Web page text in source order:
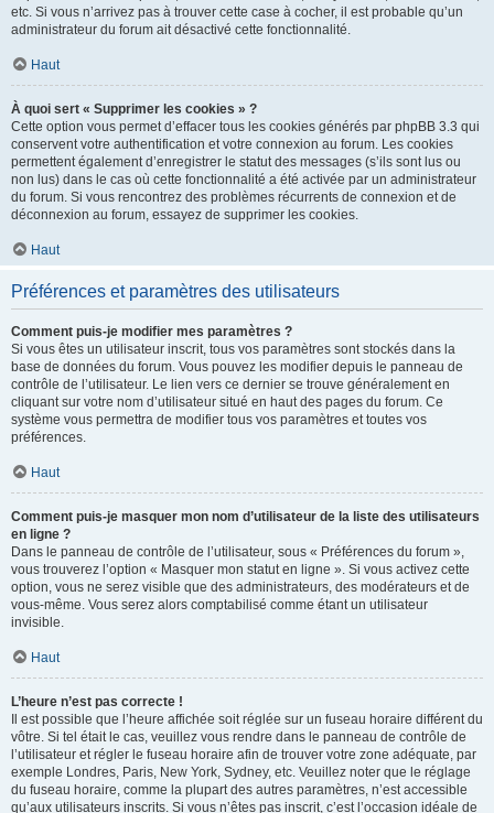
etc. Si vous n’arrivez pas à trouver cette case à cocher, il est probable qu’un
administrateur du forum ait désactivé cette fonctionnalité.
Haut
À quoi sert « Supprimer les cookies » ?
Cette option vous permet d’effacer tous les cookies générés par phpBB 3.3 qui
conservent votre authentification et votre connexion au forum. Les cookies
permettent également d’enregistrer le statut des messages (s’ils sont lus ou
non lus) dans le cas où cette fonctionnalité a été activée par un administrateur
du forum. Si vous rencontrez des problèmes récurrents de connexion et de
déconnexion au forum, essayez de supprimer les cookies.
Haut
Préférences et paramètres des utilisateurs
Comment puis-je modifier mes paramètres ?
Si vous êtes un utilisateur inscrit, tous vos paramètres sont stockés dans la
base de données du forum. Vous pouvez les modifier depuis le panneau de
contrôle de l’utilisateur. Le lien vers ce dernier se trouve généralement en
cliquant sur votre nom d’utilisateur situé en haut des pages du forum. Ce
système vous permettra de modifier tous vos paramètres et toutes vos
préférences.
Haut
Comment puis-je masquer mon nom d’utilisateur de la liste des utilisateurs
en ligne ?
Dans le panneau de contrôle de l’utilisateur, sous « Préférences du forum »,
vous trouverez l’option « Masquer mon statut en ligne ». Si vous activez cette
option, vous ne serez visible que des administrateurs, des modérateurs et de
vous-même. Vous serez alors comptabilisé comme étant un utilisateur
invisible.
Haut
L’heure n’est pas correcte !
Il est possible que l’heure affichée soit réglée sur un fuseau horaire différent du
vôtre. Si tel était le cas, veuillez vous rendre dans le panneau de contrôle de
l’utilisateur et régler le fuseau horaire afin de trouver votre zone adéquate, par
exemple Londres, Paris, New York, Sydney, etc. Veuillez noter que le réglage
du fuseau horaire, comme la plupart des autres paramètres, n’est accessible
qu’aux utilisateurs inscrits. Si vous n’êtes pas inscrit, c’est l’occasion idéale de